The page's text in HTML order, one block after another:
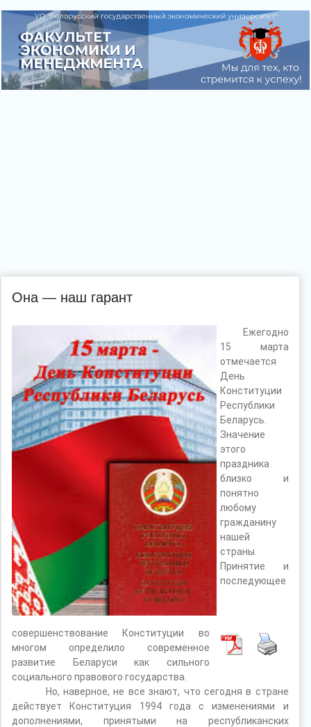
Она — наш гарант
Ежегодно
15 марта
отмечается
День
Конституции
Республики
Беларусь.
Значение
этого
праздника
близко и
понятно
любому
гражданину
нашей
страны.
Принятие и
последующее
совершенствование Конституции во
многом определило современное
развитие Беларуси как сильного
социального правового государства.
Но, наверное, не все знают, что сегодня в стране
действует Конституция 1994 года с изменениями и
дополнениями, принятыми на республиканских